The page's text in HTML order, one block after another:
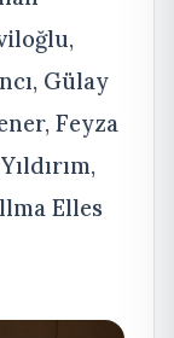
Gülay
Feyza
Elles